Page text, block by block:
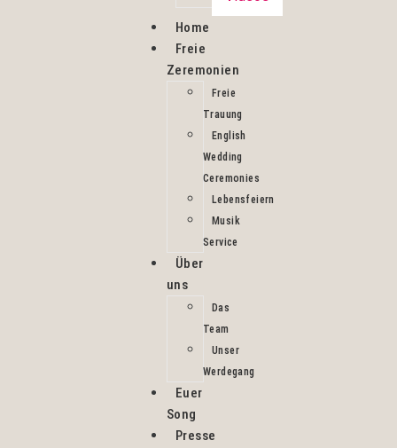
Home
Freie
Zeremonien
Freie
Trauung
English
Wedding
Ceremonies
Lebensfeiern
Musik
Service
Über
uns
Das
Team
Unser
Werdegang
Euer
Song
Presse